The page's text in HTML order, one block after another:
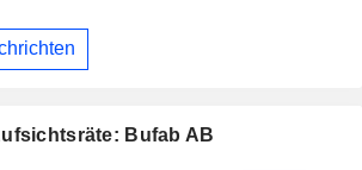
Bufab AB